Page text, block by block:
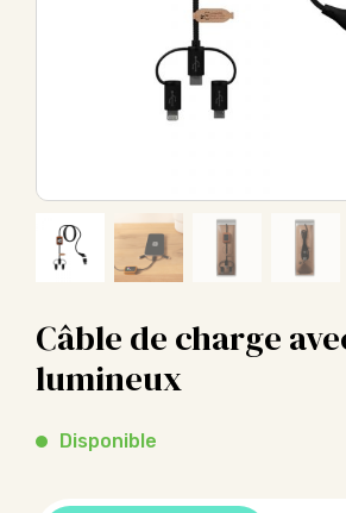
Câble de charge
lumineux
Disponible